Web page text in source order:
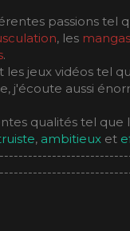
passions tel
, les
.
jeux vidéos tel
j'écoute aussi
qualités tel que
, ambitieux et